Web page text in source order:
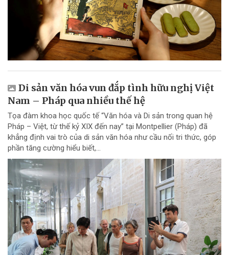
Di sản văn hóa vun đắp tình hữu nghị Việt
Nam – Pháp qua nhiều thế hệ
Tọa đàm khoa học quốc tế “Văn hóa và Di sản trong quan hệ
Pháp – Việt, từ thế kỷ XIX đến nay” tại Montpellier (Pháp) đã
khẳng định vai trò của di sản văn hóa như cầu nối tri thức, góp
phần tăng cường hiểu biết,...